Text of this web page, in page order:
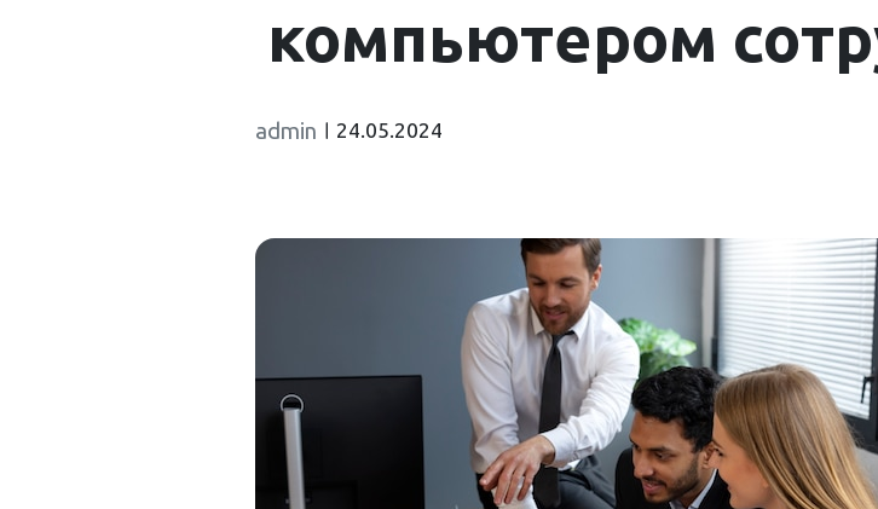
компьютером
admin 24.05.2024